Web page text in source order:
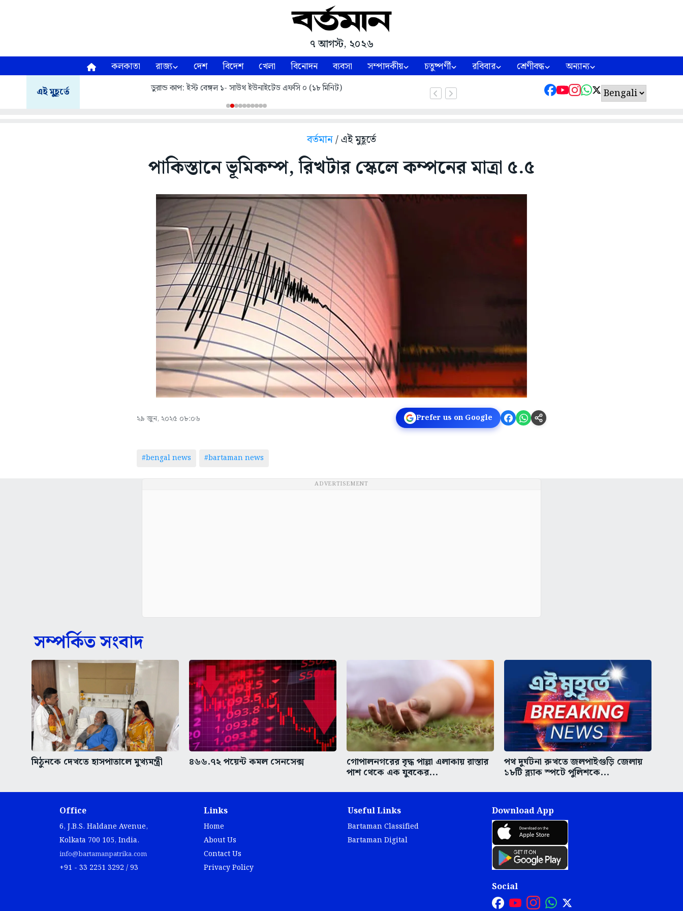
৭ আগস্ট, ২০২৬
কলকাতা রাজ্য দেশ বিদেশ খেলা বিনোদন ব্যবসা সম্পাদকীয় চতুষ্পর্ণী রবিবার শ্রেণীবদ্ধ অন্যান্য
এই মুহূর্তে ডুরান্ড কাপ: ইস্ট বেঙ্গল ১- সাউথ ইউনাইটেড এফসি ০ (১৮ মিনিট)
বর্তমান/ এই মুহূর্তে
পাকিস্তানে ভূমিকম্প, রিখটার স্কেলে কম্পনের মাত্রা ৫.৫
২৯ জুন, ২০২৫ ০৮:০৬ Prefer us on Google
#bengal news #bartaman news
ADVERTISEMENT
সম্পর্কিত সংবাদ
মিঠুনকে দেখতে হাসপাতালে মুখ্যমন্ত্রী ৪৬৬.৭২ পয়েন্ট কমল সেনসেক্স গোপালনগরের বৃদ্ধ পাল্লা এলাকায় রাস্তার
পাশ থেকে এক যুবকের...
পথ দুর্ঘটনা রুখতে জলপাইগুড়ি জেলায়
১৮টি ব্ল্যাক স্পটে পুলিশকে...
Office
6, J.B.S. Haldane Avenue,
Kolkata 700 105, India.
info@bartamanpatrika.com
+91 - 33 2251 3292 / 93
Links
Home
About Us
Contact Us
Privacy Policy
Useful Links
Bartaman Classified
Bartaman Digital
Download App
Social